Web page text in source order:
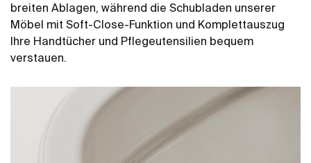
breiten Ablagen, während die Schubladen unserer
Möbel mit Soft-Close-Funktion und Komplettauszug
Ihre Handtücher und Pflegeutensilien bequem
verstauen.